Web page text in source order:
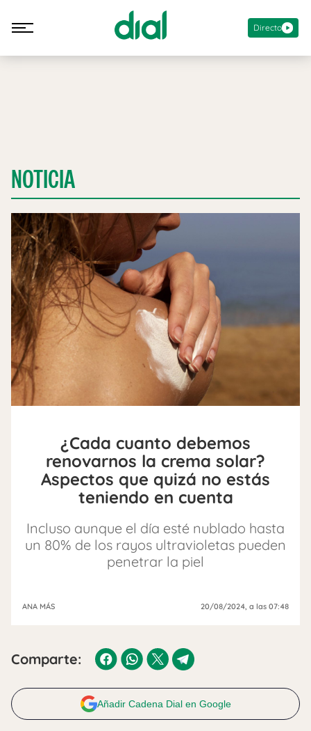
Directo
NOTICIA
¿Cada cuanto debemos
renovarnos la crema solar?
Aspectos que quizá no estás
teniendo en cuenta
Incluso aunque el día esté nublado hasta
un 80% de los rayos ultravioletas pueden
penetrar la piel
ANA MÁS 20/08/2024, a las 07:48
Comparte:
Añadir Cadena Dial en Google